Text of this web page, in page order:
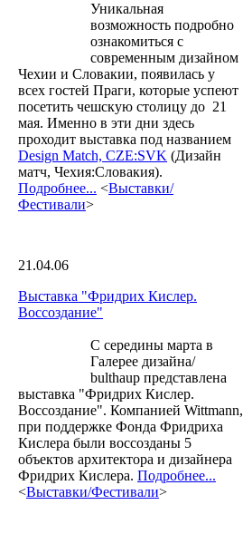
Уникальная
возможность подробно
ознакомиться с
современным дизайном
Чехии и Словакии, появилась у
всех гостей Праги, которые успеют
посетить чешскую столицу до 21
мая. Именно в эти дни здесь
проходит выставка под названием
Design Match, CZE:SVK (Дизайн
матч, Чехия:Словакия).
Подробнее... <Выставки/
Фестивали>
21.04.06
Выставка "Фридрих Кислер.
Воссоздание"
С середины марта в
Галерее дизайна/
bulthaup представлена
выставка "Фридрих Кислер.
Воссоздание". Компанией Wittmann,
при поддержке Фонда Фридриха
Кислера были воссозданы 5
объектов архитектора и дизайнера
Фридрих Кислера. Подробнее...
<Выставки/Фестивали>